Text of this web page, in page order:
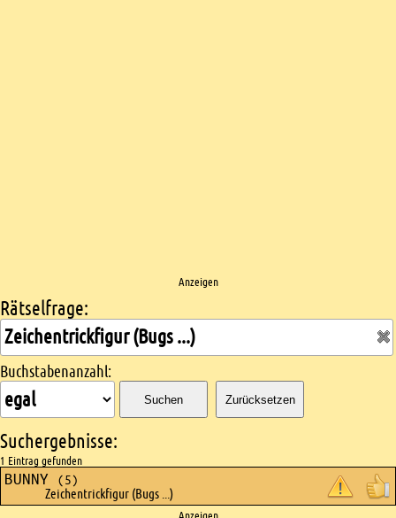
Anzeigen
Kreuzworträtsel suchen
Rätselfrage:
Buchstabenanzahl:
Suchen Zurücksetzen
Suchergebnisse:
1 Eintrag gefunden
BUNNY (5)
Zeichentrickfigur (Bugs ...)